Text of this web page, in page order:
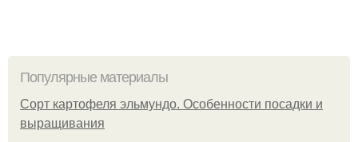
Популярные материалы
Сорт картофеля эльмундо. Особенности посадки и
выращивания